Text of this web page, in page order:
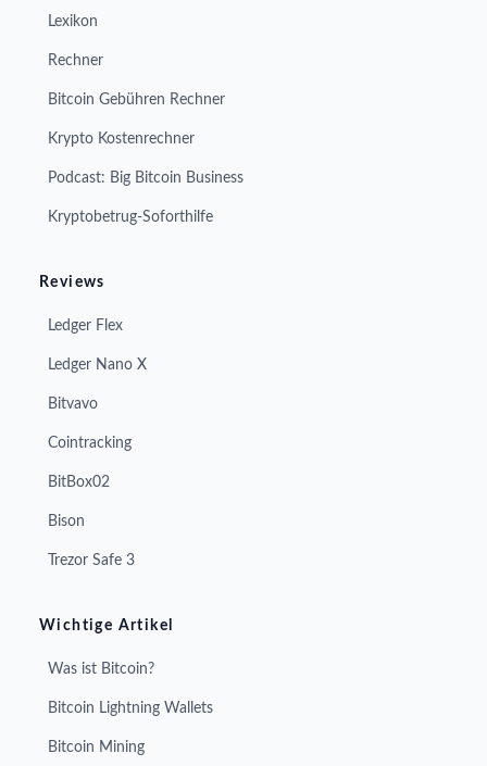
Lexikon
Rechner
Bitcoin Gebühren Rechner
Krypto Kostenrechner
Podcast: Big Bitcoin Business
Kryptobetrug-Soforthilfe
Reviews
Ledger Flex
Ledger Nano X
Bitvavo
Cointracking
BitBox02
Bison
Trezor Safe 3
Wichtige Artikel
Was ist Bitcoin?
Bitcoin Lightning Wallets
Bitcoin Mining